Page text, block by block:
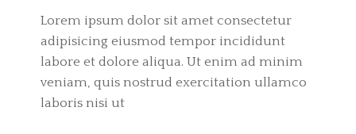
Lorem ipsum dolor sit amet consectetur
adipisicing eiusmod tempor incididunt
labore et dolore aliqua. Ut enim ad minim
veniam, quis nostrud exercitation ullamco
laboris nisi ut